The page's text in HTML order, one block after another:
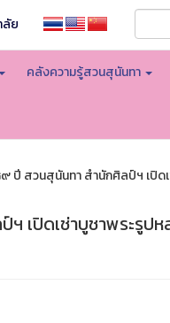
ลัย
คลังความรู้สวนสุนันทา
ปี สวนสุนันทา สำนักศิลป์ฯ เปิด
เปิดเช่าบูชาพระรูป